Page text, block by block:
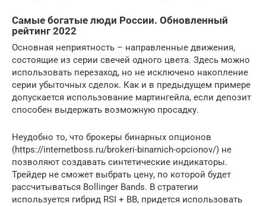
Самые богатые люди России. Обновленный
рейтинг 2022
Основная неприятность – направленные движения,
состоящие из серии свечей одного цвета. Здесь можно
использовать перезаход, но не исключено накопление
серии убыточных сделок. Как и в предыдущем примере
допускается использование мартингейла, если депозит
способен выдержать возможную просадку.
Неудобно то, что брокеры бинарных опционов
(https://internetboss.ru/brokeri-binarnich-opcionov/) не
позволяют создавать синтетические индикаторы.
Трейдер не сможет выбрать цену, по которой будет
рассчитываться Bollinger Bands. В стратегии
используется гибрид RSI + BB, придется использовать